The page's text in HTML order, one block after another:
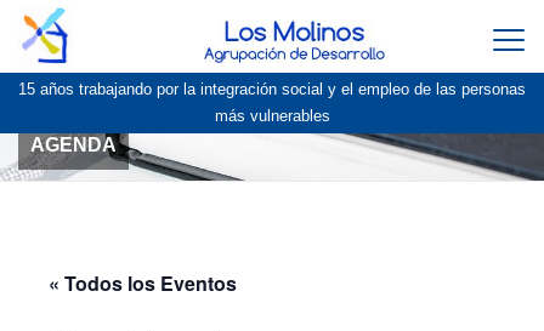
15 años trabajando por la integración social y el empleo de las personas
más vulnerables
AGENDA
« Todos los Eventos